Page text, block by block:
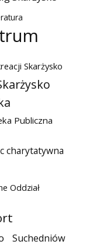
Skarżysko
Publiczna
charytatywna
Oddział
Suchedniów